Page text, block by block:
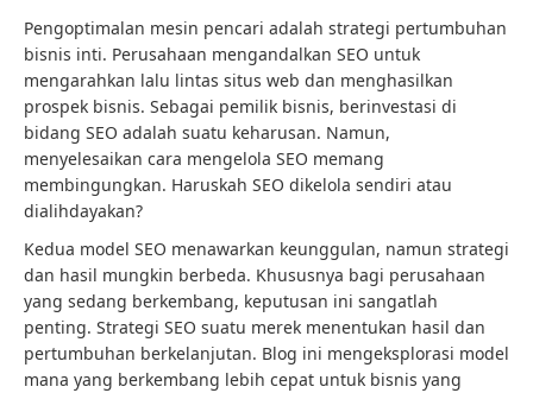
Pengoptimalan mesin pencari adalah strategi pertumbuhan
bisnis inti. Perusahaan mengandalkan SEO untuk
mengarahkan lalu lintas situs web dan menghasilkan
prospek bisnis. Sebagai pemilik bisnis, berinvestasi di
bidang SEO adalah suatu keharusan. Namun,
menyelesaikan cara mengelola SEO memang
membingungkan. Haruskah SEO dikelola sendiri atau
dialihdayakan?
Kedua model SEO menawarkan keunggulan, namun strategi
dan hasil mungkin berbeda. Khususnya bagi perusahaan
yang sedang berkembang, keputusan ini sangatlah
penting. Strategi SEO suatu merek menentukan hasil dan
pertumbuhan berkelanjutan. Blog ini mengeksplorasi model
mana yang berkembang lebih cepat untuk bisnis yang